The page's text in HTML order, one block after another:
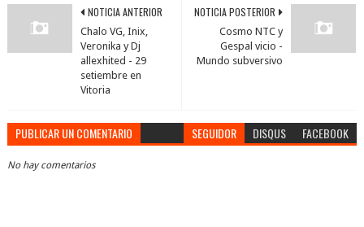
NOTICIA POSTERIOR
Cosmo NTC y
Gespal vicio -
Mundo subversivo
NOTICIA ANTERIOR
Chalo VG, Inix,
Veronika y Dj
allexhited - 29
setiembre en
Vitoria
PUBLICAR UN COMENTARIO SEGUIDOR DISQUS FACEBOOK
No hay comentarios